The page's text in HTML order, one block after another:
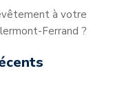
à votre
Ferrand ?